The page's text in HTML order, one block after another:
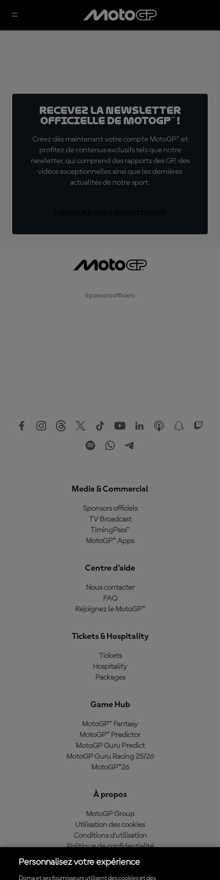
Recevez la Newsletter
officielle de MotoGP™ !
Créez dès maintenant votre compte MotoGP™ et
profitez de contenus exclusifs tels que notre
newletter, qui comprend des rapports des GP, des
vidéos exceptionnelles ainsi que les dernières
actualités de notre sport.
Sponsors officiels
Media & Commercial
Sponsors officiels
TV Broadcast
TimingPass™
MotoGP™ Apps
Centre d'aide
Nous contacter
FAQ
Rejoignez le MotoGP™
Tickets & Hospitality
Tickets
Hospitality
Packages
Game Hub
MotoGP™ Fantasy
MotoGP™ Predictor
MotoGP Guru Predict
MotoGP Guru Racing 25/26
MotoGP™26
À propos
MotoGP Group
Utilisation des cookies
Conditions d'utilisation
Politique de confidentialité
Politique d’achat
Personnalisez votre expérience
Dorna et ses fournisseurs utilisent des cookies et des